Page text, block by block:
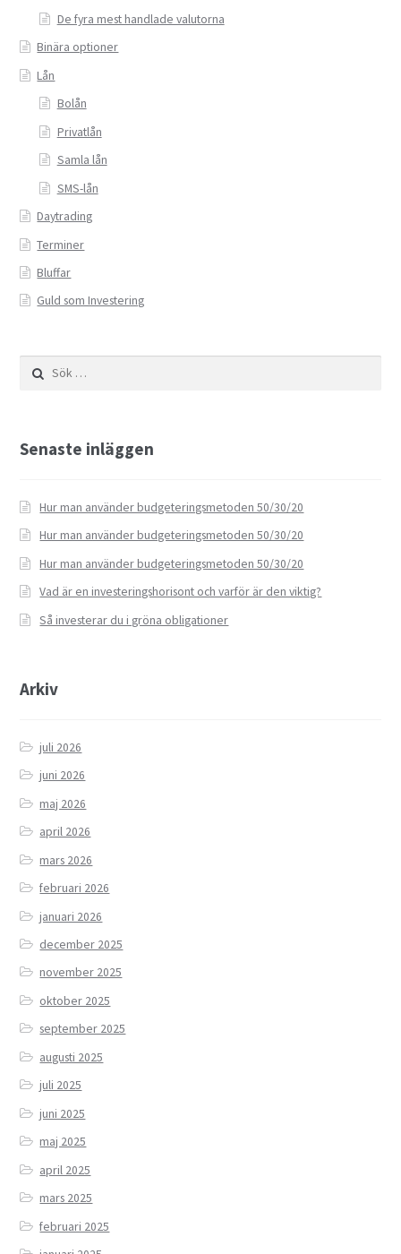
De fyra mest handlade valutorna
Binära optioner
Lån
Bolån
Privatlån
Samla lån
SMS-lån
Daytrading
Terminer
Bluffar
Guld som Investering
efter:
Senaste inläggen
Hur man använder budgeteringsmetoden 50/30/20
Hur man använder budgeteringsmetoden 50/30/20
Hur man använder budgeteringsmetoden 50/30/20
Vad är en investeringshorisont och varför är den viktig?
Så investerar du i gröna obligationer
Arkiv
juli 2026
juni 2026
maj 2026
april 2026
mars 2026
februari 2026
januari 2026
december 2025
november 2025
oktober 2025
september 2025
augusti 2025
juli 2025
juni 2025
maj 2025
april 2025
mars 2025
februari 2025